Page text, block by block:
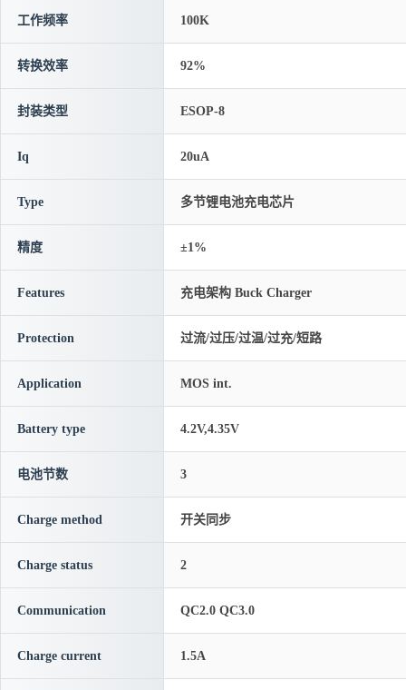
工作频率 100K
转换效率 92%
封装类型 ESOP-8
Iq 20uA
Type 多节锂电池充电芯片
精度 ±1%
Features 充电架构 Buck Charger
Protection 过流/过压/过温/过充/短路
Application MOS int.
Battery type 4.2V,4.35V
电池节数 3
Charge method 开关同步
Charge status 2
Communication QC2.0 QC3.0
Charge current 1.5A